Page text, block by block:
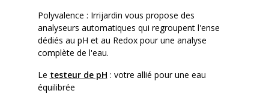
Polyvalence : Irrijardin vous propose des
analyseurs automatiques qui regroupent l'ense
dédiés au pH et au Redox pour une analyse
complète de l'eau.
Le testeur de pH : votre allié pour une eau
équilibrée